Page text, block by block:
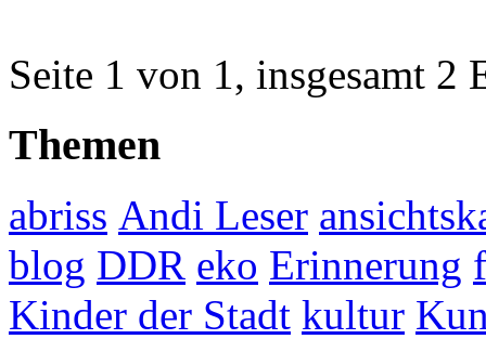
Seite 1 von 1, insgesamt 2
Themen
abriss Andi Leser
blog DDR eko Erinnerung
Kinder der Stadt kultur